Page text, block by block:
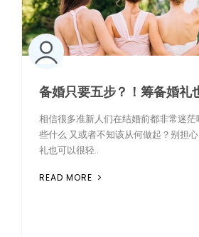
备婚只要五步？！筹备婚礼
相信很多准新人们在结婚前都非常迷
些什么 又或者不知该从何做起？别担
礼也可以很轻..
READ MORE